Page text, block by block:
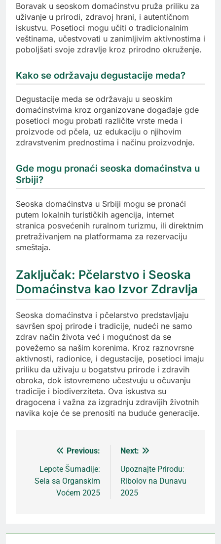
Boravak u seoskom domaćinstvu pruža priliku za
uživanje u prirodi, zdravoj hrani, i autentičnom
iskustvu. Posetioci mogu učiti o tradicionalnim
veštinama, učestvovati u zanimljivim aktivnostima i
poboljšati svoje zdravlje kroz prirodno okruženje.
Kako se održavaju degustacije meda?
Degustacije meda se održavaju u seoskim
domaćinstvima kroz organizovane događaje gde
posetioci mogu probati različite vrste meda i
proizvode od pčela, uz edukaciju o njihovim
zdravstvenim prednostima i načinu proizvodnje.
Gde mogu pronaći seoska domaćinstva u
Srbiji?
Seoska domaćinstva u Srbiji mogu se pronaći
putem lokalnih turističkih agencija, internet
stranica posvećenih ruralnom turizmu, ili direktnim
pretraživanjem na platformama za rezervaciju
smeštaja.
Zaključak: Pčelarstvo i Seoska
Domaćinstva kao Izvor Zdravlja
Seoska domaćinstva i pčelarstvo predstavljaju
savršen spoj prirode i tradicije, nudeći ne samo
zdrav način života već i mogućnost da se
povežemo sa našim korenima. Kroz raznovrsne
aktivnosti, radionice, i degustacije, posetioci imaju
priliku da uživaju u bogatstvu prirode i zdravih
obroka, dok istovremeno učestvuju u očuvanju
tradicije i biodiverziteta. Ova iskustva su
dragocena i važna za izgradnju zdravijih životnih
navika koje će se prenositi na buduće generacije.
Кретање
чланка
Previous:
Lepote Šumadije:
Sela sa Organskim
Voćem 2025
Next:
Upoznajte Prirodu:
Ribolov na Dunavu
2025